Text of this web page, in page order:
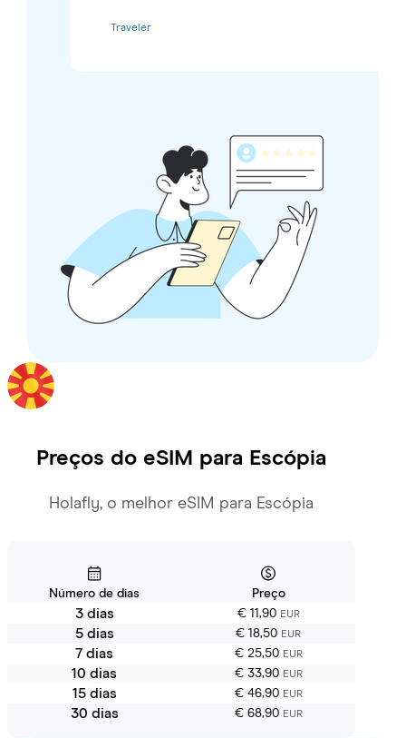
Traveler
Preços do eSIM para Escópia
Holafly, o melhor eSIM para Escópia
Número de dias Preço
3 dias € 11,90 EUR
5 dias € 18,50 EUR
7 dias € 25,50 EUR
10 dias € 33,90 EUR
15 dias € 46,90 EUR
30 dias € 68,90 EUR